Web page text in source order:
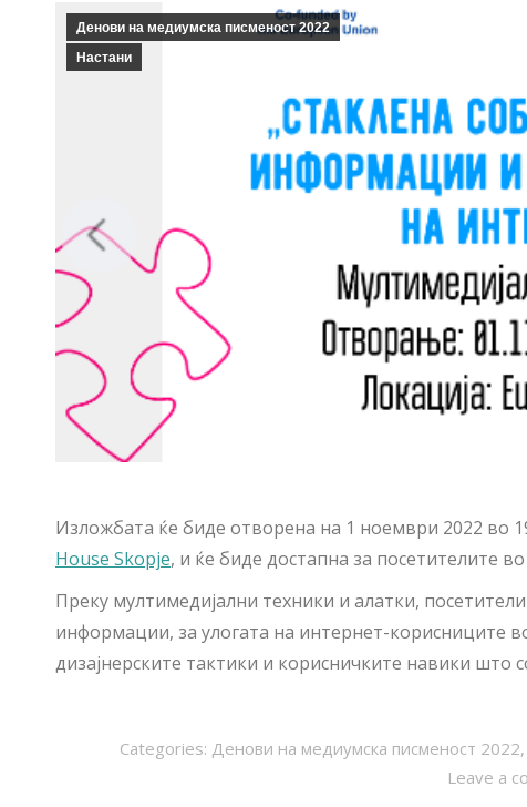
Денови на медиумска писменост 2022
Настани
Изложбата ќе биде отворена на 1 ноември 2022 во
House Skopje​, и ќе биде достапна за посетителите
Преку мултимедијални техники и алатки,
информации, за улогата на интернет-корисниците
дизајнерските тактики и корисничките навики што
Categories: Денови на медиумска писменост 2022,
Leave a